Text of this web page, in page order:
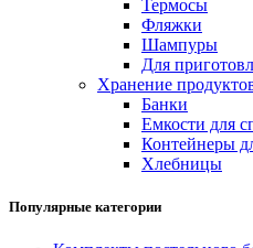
Термосы
Фляжки
Шампуры
Для
Хранение
Банки
Емкости для
Контейнеры
Хлебницы
Популярные категории